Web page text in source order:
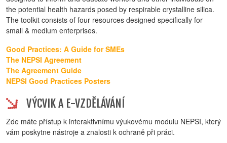
the potential health hazards posed by respirable crystalline silica.
The toolkit consists of four resources designed specifically for
small & medium enterprises.
Good Practices: A Guide for SMEs
The NEPSI Agreement
The Agreement Guide
NEPSI Good Practices Posters
VÝCVIK A E-VZDĚLÁVÁNÍ
Zde máte přístup k interaktivnímu výukovému modulu NEPSI, který
vám poskytne nástroje a znalosti k ochraně při práci.